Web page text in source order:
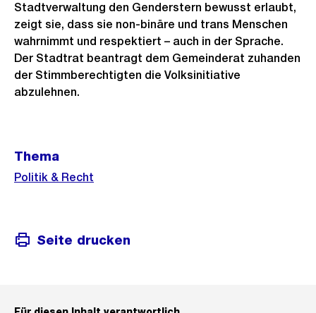
Stadtverwaltung den Genderstern bewusst erlaubt,
zeigt sie, dass sie non-binäre und trans Menschen
wahrnimmt und respektiert – auch in der Sprache.
Der Stadtrat beantragt dem Gemeinderat zuhanden
der Stimmberechtigten die Volksinitiative
abzulehnen.
Informationen
Thema
Politik & Recht
Seite drucken